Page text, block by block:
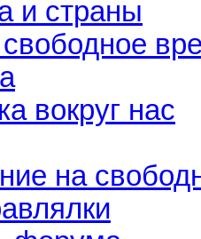
и страны
вокруг нас
на